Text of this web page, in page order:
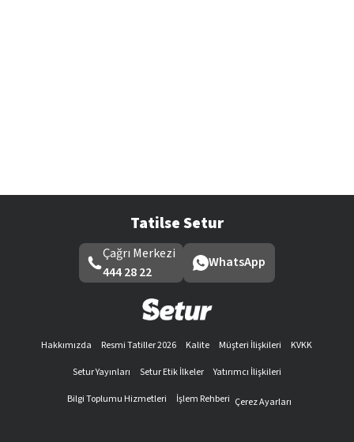
Tatilse Setur
Çağrı Merkezi
444 28 22
WhatsApp
Hakkımızda Resmi Tatiller 2026 Kalite Müşteri İlişkileri
KVKK
Setur Yayınları
Setur Etik İlkeler
Yatırımcı İlişkileri
Bilgi Toplumu Hizmetleri
İşlem Rehberi Çerez Ayarları